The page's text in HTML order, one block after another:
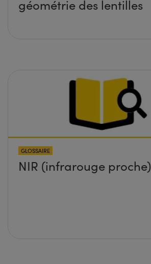
géométrie des lentilles
GLOSSAIRE
NIR (infrarouge proche)